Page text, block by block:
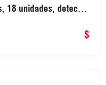
18 unidades, detector
presión del radiador$